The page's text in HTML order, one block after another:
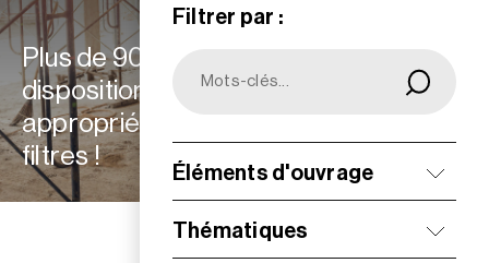
Filtrer par :
Éléments d'ouvrage
Thématiques
Plus de 900 ressources à votre
disposition : choisissez les plus
appropriées à vos besoins grâce aux
filtres !